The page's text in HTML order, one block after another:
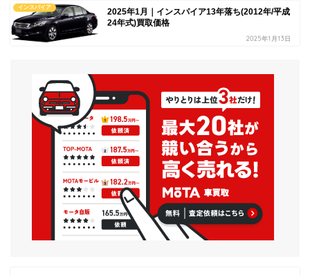
インスパイア
2025年1月｜インスパイア13年落ち(2012年/平成
24年式)買取価格
2025年1月13日